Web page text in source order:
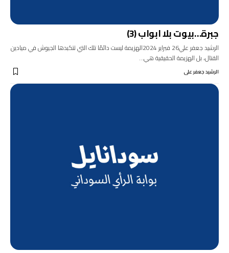
جبرة…بيوت بلا ابواب (3)
الرشيد جعفر علي26 فبراير 2024الهزيمة ليست دائمًا تلك التي تتكبدها الجيوش في ميادين
القتال، بل الهزيمة الحقيقية هي…
الرشيد جعفر على